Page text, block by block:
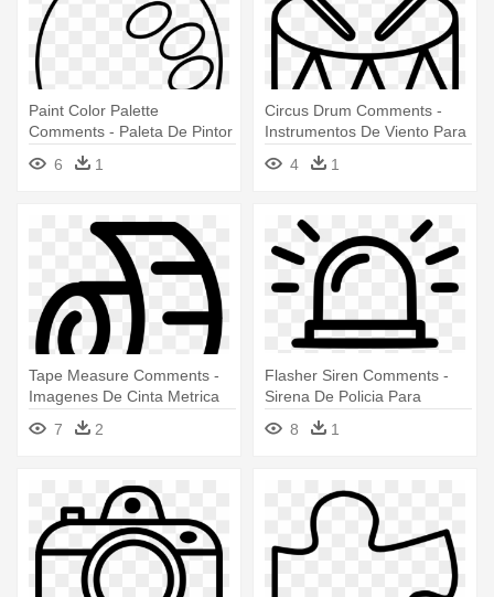
Paint Color Palette
Comments - Paleta De Pintor
Para Colorear
6 1
Circus Drum Comments -
Instrumentos De Viento Para
Colorear
4 1
Tape Measure Comments -
Imagenes De Cinta Metrica
Para Colorear
7 2
Flasher Siren Comments -
Sirena De Policia Para
Colorear
8 1